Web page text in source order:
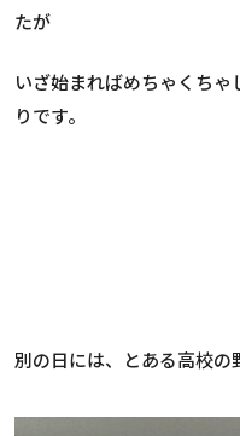
たが
いざ始まればめちゃくち
りです。
別の日には、とある高校の